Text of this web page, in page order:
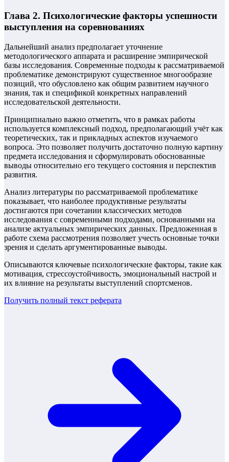
Глава 2. Психологические факторы успешности
выступления на соревнованиях
Дальнейший анализ предполагает уточнение
методологического аппарата и расширение эмпирической
базы исследования. Современные подходы к рассматриваемой
проблематике демонстрируют существенное многообразие
позиций, что обусловлено как общим развитием научного
знания, так и спецификой конкретных направлений
исследовательской деятельности.
Принципиально важно отметить, что в рамках работы
используется комплексный подход, предполагающий учёт как
теоретических, так и прикладных аспектов изучаемого
вопроса. Это позволяет получить достаточно полную картину
предмета исследования и сформулировать обоснованные
выводы относительно его текущего состояния и перспектив
развития.
Анализ литературы по рассматриваемой проблематике
показывает, что наиболее продуктивные результаты
достигаются при сочетании классических методов
исследования с современными подходами, основанными на
анализе актуальных эмпирических данных. Предложенная в
работе схема рассмотрения позволяет учесть основные точки
зрения и сделать аргументированные выводы.
Описываются ключевые психологические факторы, такие как
мотивация, стрессоустойчивость, эмоциональный настрой и
их влияние на результаты выступлений спортсменов.
Получить полный текст реферата